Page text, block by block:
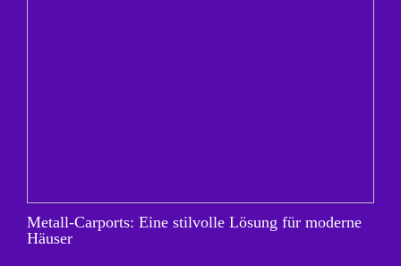
Metall-Carports: Eine stilvolle Lösung für moderne
Häuser